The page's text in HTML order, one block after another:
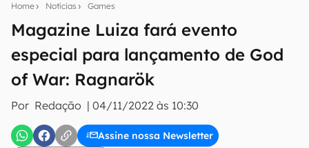
Home Notícias Games
Magazine Luiza fará evento
especial para lançamento de God
of War: Ragnarök
Por Redação | 04/11/2022 às 10:30
Assine nossa Newsletter
notícias e reviews sobre tecnologia em primeira
E-mail
inscreva-se